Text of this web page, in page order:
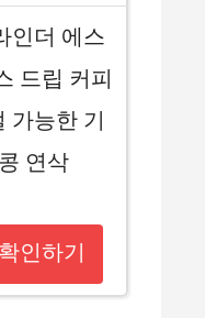
인더 에스
드립 커피
가능한 기
연삭
인하기